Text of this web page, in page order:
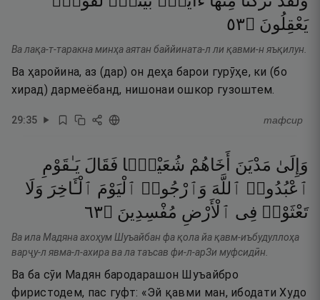
يَعْقِلُونَ ۝٣٥
Ва лақа-т-таракна минҳа аятан баййината-л ли қавми-н яъқилун.
Ва ҳаройина, аз (дар) он деҳа барои гурӯҳе, ки (бо
хирад) дармеёбанд, нишонаи ошкор гузоштем.
29:35 тафсир
وَإِلَىٰ مَدْيَنَ أَخَاهُمْ شُعَيْبًۭا فَقَالَ يَـٰقَوْمِ
ٱعْبُدُوا۟ ٱللَّهَ وَٱرْجُوا۟ ٱلْيَوْمَ ٱلْـَٔاخِرَ وَلَا
تَعْثَوْا۟ فِى ٱلْأَرْضِ مُفْسِدِينَ ۝٣٦
Ва ила Мадяна ахоҳум Шуъайбан фа қола йа қавм-иъбудуллоҳа
варҷу-л явма-л-ахира ва ла таъсав фи-л-арЗи муфсидӣн.
Ва ба сӯи Мадян бародарашон Шуъайбро
фиристодем, пас гуфт: «Эй қавми ман, ибодати Худо